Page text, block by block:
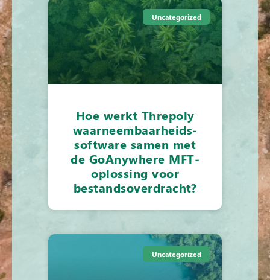
Uncategorized
Hoe werkt Threpoly
waarneembaarheids-
software samen met
de GoAnywhere MFT-
oplossing voor
bestandsoverdracht?
Uncategorized